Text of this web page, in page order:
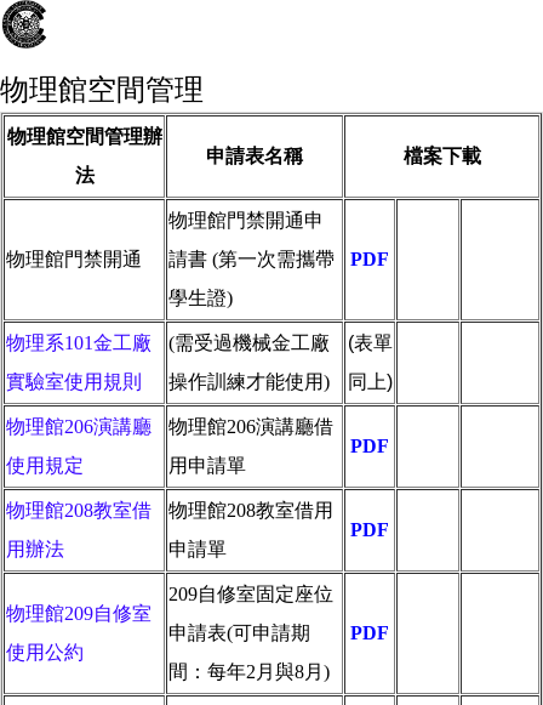
物理館空間管理
物理館空間管理辦
法
申請表名稱 檔案下載
物理館門禁開通
物理館門禁開通申
請書 (第一次需攜帶
學生證)
PDF
物理系101金工廠
實驗室使用規則
(需受過機械金工廠
操作訓練才能使用)
(表單
同上)
物理館206演講廳
使用規定
物理館206演講廳借
用申請單
PDF
物理館208教室借
用辦法
物理館208教室借用
申請單
PDF
物理館209自修室
使用公約
209自修室固定座位
申請表(可申請期
間：每年2月與8月)
PDF